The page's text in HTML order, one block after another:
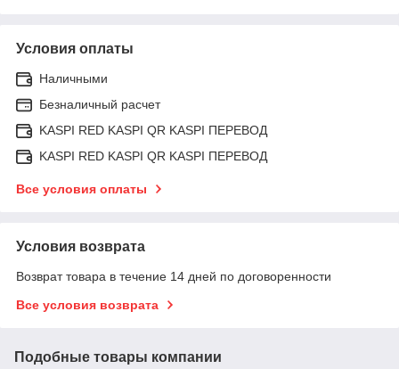
Условия оплаты
Наличными
Безналичный расчет
KASPI RED KASPI QR KASPI ПЕРЕВОД
KASPI RED KASPI QR KASPI ПЕРЕВОД
Все условия оплаты
Условия возврата
Возврат товара в течение 14 дней по договоренности
Все условия возврата
Подобные товары компании